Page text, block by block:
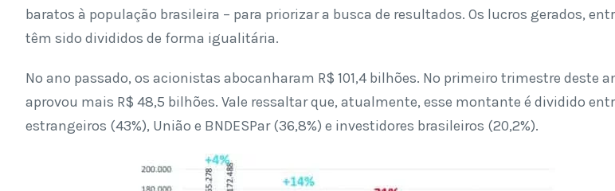
baratos à população brasileira – para priorizar a busca de resultados. Os lucros gerados,
têm sido divididos de forma igualitária.
No ano passado, os acionistas abocanharam R$ 101,4 bilhões. No primeiro trimestre deste
aprovou mais R$ 48,5 bilhões. Vale ressaltar que, atualmente, esse montante é dividido
estrangeiros (43%), União e BNDESPar (36,8%) e investidores brasileiros (20,2%).